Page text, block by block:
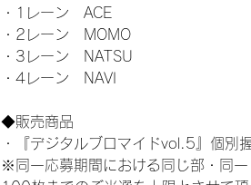
・1レーン　ACE
・2レーン　MOMO
・3レーン　NATSU
・4レーン　NAVI
◆販売商品
・『デジタルブロマイドvol.5』個
※同一応募期間における同じ部・同